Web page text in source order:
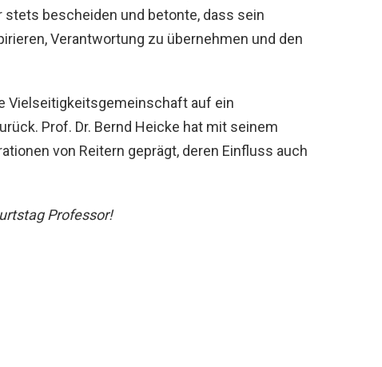
stets bescheiden und betonte, dass sein
Verantwortung zu übernehmen und den
Vielseitigkeitsgemeinschaft auf ein
Prof. Dr. Bernd Heicke hat mit seinem
von Reitern geprägt, deren Einfluss auch
Professor!